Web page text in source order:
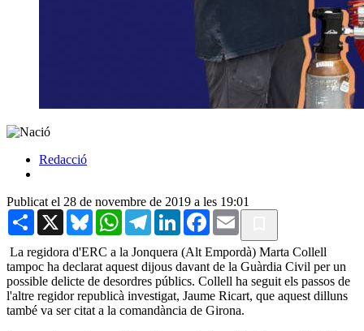
Redacció
Publicat el 28 de novembre de 2019 a les 19:01
Share X BlueskyWhatsAppTelegramLinkedInFacebook
Email
La regidora d'ERC a la Jonquera (Alt Empordà) Marta Collell
tampoc ha declarat aquest dijous davant de la Guàrdia Civil per un
possible delicte de desordres públics. Collell ha seguit els passos de
l'altre regidor republicà investigat, Jaume Ricart, que aquest dilluns
també va ser citat a la comandància de Girona.